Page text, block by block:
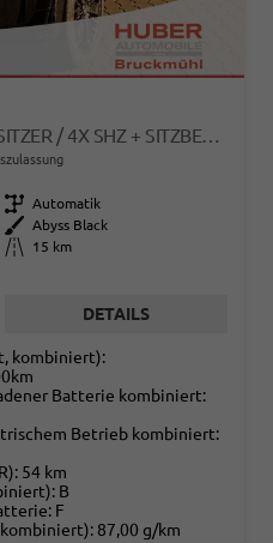
PHEV BLACK LINE 4WD 6-SITZER / 4X SHZ + SITZBELÜFTUNG ACC HEAD-UP 360° KAM. LEDER ALU 20"
Getriebe Automatik
Außenfarbe
Abyss Black
Kilometerstand
15 km
DETAILS
kombiniert):
Batterie kombiniert:
Betrieb kombiniert:
54 km
B
F
87,00 g/km